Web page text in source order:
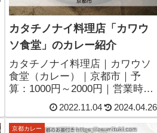
カタチノナイ料理店「カワウ
ソ食堂」のカレー紹介
カタチノナイ料理店｜カワウソ
食堂（カレー）｜京都市｜予
算：1000円～2000円｜営業時
間：公式インスタグラムで確認
｜定休日：公式インスタグラム
で確認
2022.11.04 2024.04.26
京都カレー